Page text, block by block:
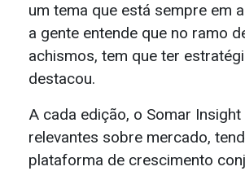
um tema que está sempre em
a gente entende que no ramo
achismos, tem que ter
destacou.
A cada edição, o Somar
relevantes sobre mercado,
plataforma de crescimento